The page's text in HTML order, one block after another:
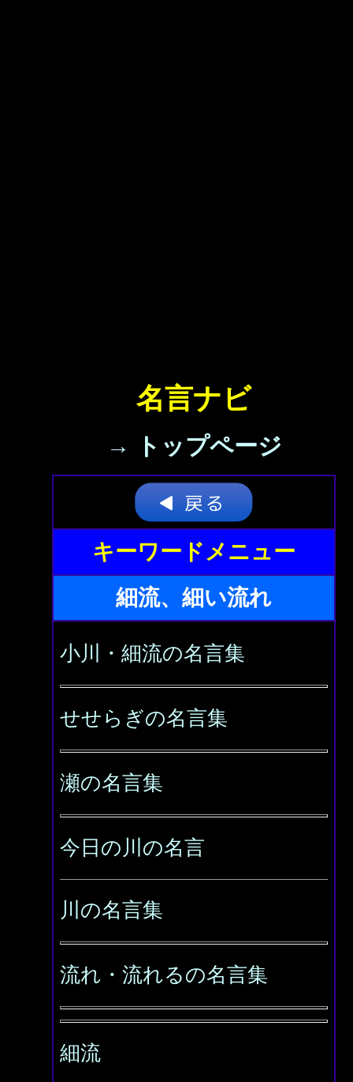
名言ナビ
→ トップページ
キーワードメニュー
細流、細い流れ
小川・細流の名言集
せせらぎの名言集
瀬の名言集
今日の川の名言
川の名言集
流れ・流れるの名言集
細流